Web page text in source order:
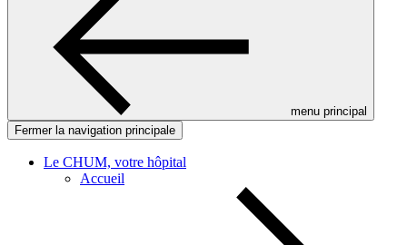
menu principal
Fermer la navigation principale
Le CHUM, votre hôpital
Accueil